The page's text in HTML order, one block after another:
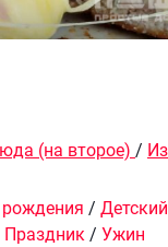
(на второе) /
/
Праздник / Ужин